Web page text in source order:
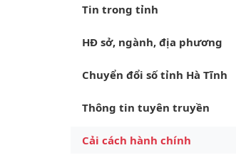
Tin trong tỉnh
HĐ sở, ngành, địa phương
Chuyển đổi số tỉnh Hà Tĩnh
Thông tin tuyên truyền
Cải cách hành chính